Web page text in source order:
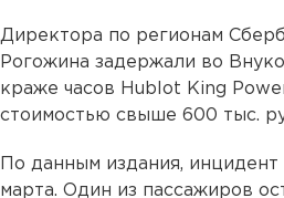
Директора по регионам
Рогожина задержали во
краже часов Hublot King
стоимостью свыше 600 тыс.
По данным издания,
марта. Один из пассажиров